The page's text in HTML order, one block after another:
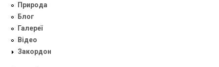
Природа
Блог
Галереї
Відео
Закордон